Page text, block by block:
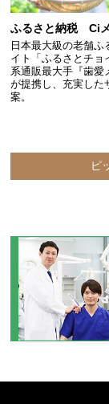
ふるさと納税 Ci
日本最大級の老舗ふ
イト「ふるさとチョ
系通販最大手『歯愛
が提携し、充実した
案。
ピ